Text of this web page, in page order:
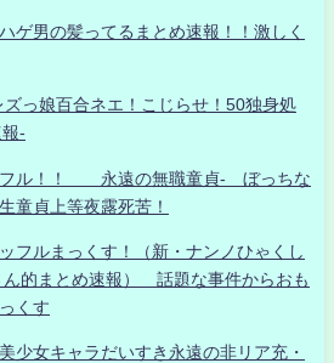
ゲ男の髪ってるまとめ速報！！激しく
っ娘百合ネエ！こじらせ！50独身処
-
フル！！ 永遠の無職童貞- ぼっちな
童貞上等夜露死苦！
フルまっくす！（新・ナンノひゃくし
ん的まとめ速報） 話題な事件からおも
くす
少女キャラだいすき永遠の非リア充・